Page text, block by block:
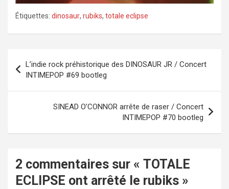
a
d
e
Étiquettes: dinosaur, rubiks, totale eclipse
de
l’article
L’indie rock préhistorique des DINOSAUR JR / Concert
INTIMEPOP #69 bootleg
SINEAD O’CONNOR arrête de raser / Concert
INTIMEPOP #70 bootleg
2 commentaires sur « TOTALE
ECLIPSE ont arrêté le rubiks »